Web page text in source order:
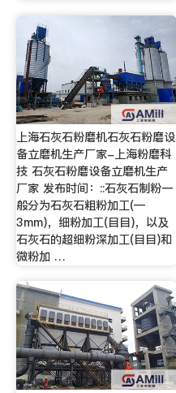
上海石灰石粉磨机石灰石粉磨设
备立磨机生产厂家-上海粉磨科
技 石灰石粉磨设备立磨机生产
厂家 发布时间：::石灰石制粉一
般分为石灰石粗粉加工(—
3mm)，细粉加工(目目)，以及
石灰石的超细粉深加工(目目)和
微粉加 …